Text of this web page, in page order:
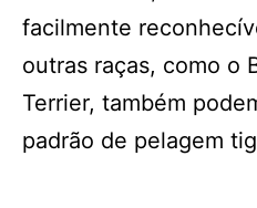
facilmente
outras raças, como o
Terrier, também
padrão de pelagem